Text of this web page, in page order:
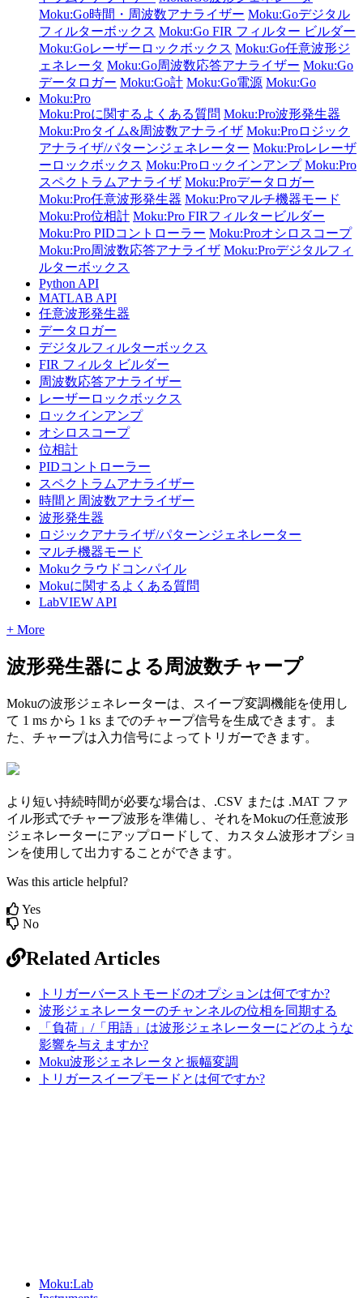
Moku:Go時間・周波数アナライザー Moku:Goデジタル
フィルターボックス Moku:Go FIR フィルター ビルダー
Moku:Goレーザーロックボックス Moku:Go任意波形ジ
ェネレータ Moku:Go周波数応答アナライザー Moku:Go
データロガー Moku:Go計 Moku:Go電源 Moku:Go
Moku:Pro
Moku:Proに関するよくある質問 Moku:Pro波形発生器
Moku:Proタイム&周波数アナライザ Moku:Proロジック
アナライザ/パターンジェネレーター Moku:Proレレーザ
ーロックボックス Moku:Proロックインアンプ Moku:Pro
スペクトラムアナライザ Moku:Proデータロガー
Moku:Pro任意波形発生器 Moku:Proマルチ機器モード
Moku:Pro位相計 Moku:Pro FIRフィルタービルダー
Moku:Pro PIDコントローラー Moku:Proオシロスコープ
Moku:Pro周波数応答アナライザ Moku:Proデジタルフィ
ルターボックス
Python API
MATLAB API
任意波形発生器
データロガー
デジタルフィルターボックス
FIR フィルタ ビルダー
周波数応答アナライザー
レーザーロックボックス
ロックインアンプ
オシロスコープ
位相計
PIDコントローラー
スペクトラムアナライザー
時間と周波数アナライザー
波形発生器
ロジックアナライザ/パターンジェネレーター
マルチ機器モード
Mokuクラウドコンパイル
Mokuに関するよくある質問
LabVIEW API
+ More
波形発生器による周波数チャープ
Mokuの波形ジェネレーターは、スイープ変調機能を使用し
て 1 ms から 1 ks までのチャープ信号を生成できます。ま
た、チャープは入力信号によってトリガーできます。
より短い持続時間が必要な場合は、.CSV または .MAT ファ
イル形式でチャープ波形を準備し、それをMokuの任意波形
ジェネレーターにアップロードして、カスタム波形オプショ
ンを使用して出力することができます。
Was this article helpful?
Yes
No
Related Articles
トリガーバーストモードのオプションは何ですか?
波形ジェネレーターのチャンネルの位相を同期する
「負荷」/「用語」は波形ジェネレーターにどのような
影響を与えますか?
Moku波形ジェネレータと振幅変調
トリガースイープモードとは何ですか?
Moku:Lab